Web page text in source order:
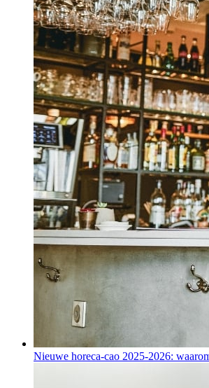
Nieuwe horeca-cao 2025-2026: